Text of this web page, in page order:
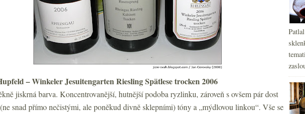
– Winkeler Jesuitengarten Riesling Spätlese trocken 2006
jiskrná barva. Koncentrovanější, hutnější podoba ryzlinku, zároveň s ovšem pár dost
snad přímo nečistými, ale poněkud divně sklepními) tóny a „mýdlovou linkou“. Vše se